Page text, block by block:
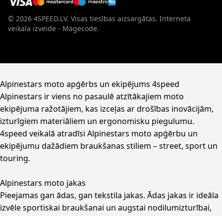
© 2026 4SPEED.LV. Visas tiesības aizsargātas. Interneta
veikala izveide - Magecode.
Alpinestars moto apģērbs un ekipējums 4speed
Alpinestars ir viens no pasaulē atzītākajiem moto
ekipējuma ražotājiem, kas izceļas ar drošības inovācijām,
izturīgiem materiāliem un ergonomisku piegulumu.
4speed veikalā atradīsi Alpinestars moto apģērbu un
ekipējumu dažādiem braukšanas stiliem – street, sport un
touring.
Alpinestars moto jakas
Pieejamas gan ādas, gan tekstila jakas. Ādas jakas ir ideāla
izvēle sportiskai braukšanai un augstai nodilumizturībai,